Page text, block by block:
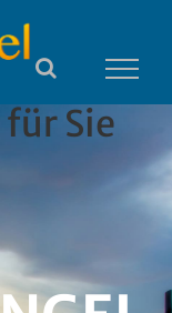
Sie